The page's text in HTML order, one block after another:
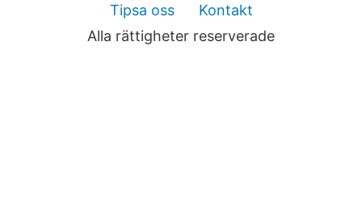
Tipsa oss
Kontakt
Alla rättigheter reserverade